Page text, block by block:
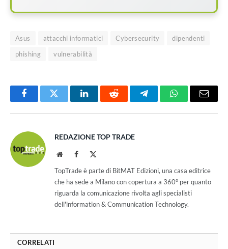
Asus attacchi informatici Cybersecurity
dipendenti
phishing
vulnerabilità
FacebookTwitter LinkedInReddit TelegramWhatsAppEmail
REDAZIONE TOP TRADE
WebsiteFacebook
TopTrade è parte di BitMAT Edizioni, una casa editrice
che ha sede a Milano con copertura a 360° per quanto
riguarda la comunicazione rivolta agli specialisti
dell'lnformation & Communication Technology.
CORRELATI